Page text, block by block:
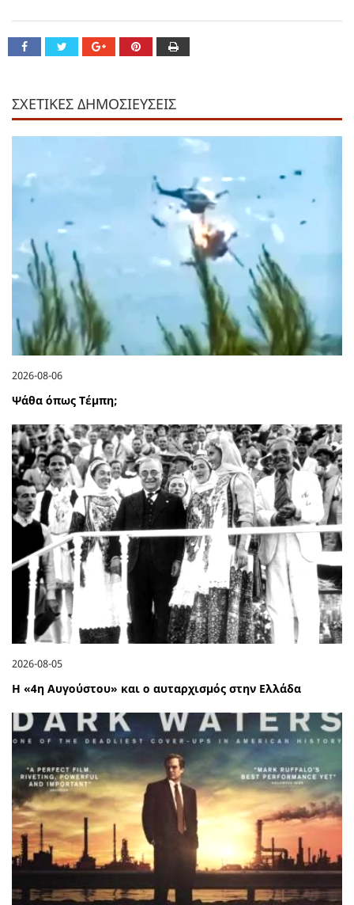
ΣΧΕΤΙΚΕΣ ΔΗΜΟΣΙΕΥΣΕΙΣ
2026-08-06
Ψάθα όπως Τέμπη;
2026-08-05
Η «4η Αυγούστου» και ο αυταρχισμός στην Ελλάδα